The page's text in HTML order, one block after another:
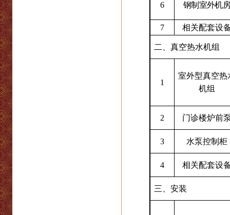
6 钢制室外机
7 相关配套设
二、真空热水机组
1
室外型真空热
机组
2 门诊楼炉前
3 水泵控制柜
4 相关配套设
三、安装